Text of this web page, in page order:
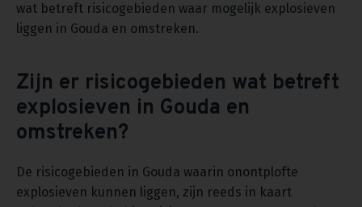
wat betreft risicogebieden waar mogelijk explosieven
liggen in Gouda en omstreken.
Zijn er risicogebieden wat betreft
explosieven in Gouda en
omstreken?
De risicogebieden in Gouda waarin onontplofte
explosieven kunnen liggen, zijn reeds in kaart